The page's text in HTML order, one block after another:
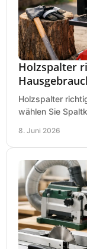
Holzspalter
Holzspalter
wählen Sie
8. Juni 2026